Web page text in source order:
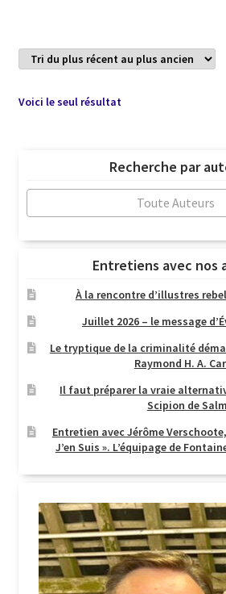
Voici le seul résultat
Recherche par
Toute Auteurs
Entretiens avec nos
À la rencontre d’illustres
Juillet 2026 – le message
Le tryptique de la criminalité
Raymond H. A.
Il faut préparer la vraie
Scipion de
Entretien avec Jérôme
J’en Suis ». L’équipage de